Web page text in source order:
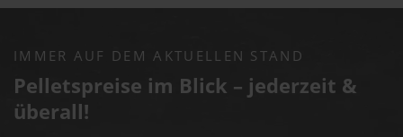
IMMER AUF DEM AKTUELLEN STAND
Pelletspreise im Blick – jederzeit &
überall!